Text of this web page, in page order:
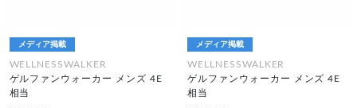
メディア掲載
WELLNESSWALKER
ゲルファンウォーカー メンズ 4E
相当
メディア掲載
WELLNESSWALKER
ゲルファンウォーカー メンズ 4E
相当